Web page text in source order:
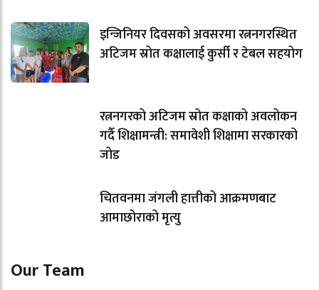
इन्जिनियर दिवसको अवसरमा रत्ननगरस्थित
अटिजम स्रोत कक्षालाई कुर्सी र टेबल सहयोग
रत्ननगरको अटिजम स्रोत कक्षाको अवलोकन
गर्दै शिक्षामन्त्री: समावेशी शिक्षामा सरकारको
जोड
चितवनमा जंगली हात्तीको आक्रमणबाट
आमाछोराको मृत्यु
Our Team